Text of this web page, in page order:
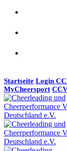
Startseite Login
MyCheersport